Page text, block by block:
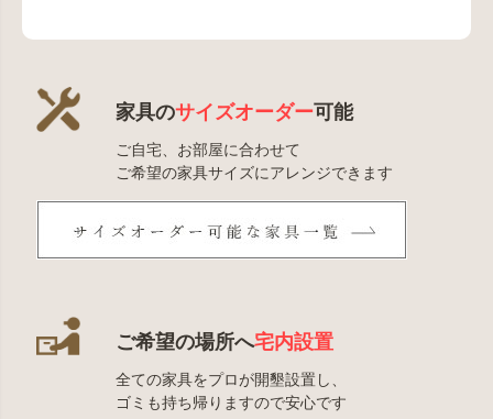
家具のサイズオーダー可能
ご自宅、お部屋に合わせて
ご希望の家具サイズにアレンジできます
ご希望の場所へ宅内設置
全ての家具をプロが開墾設置し、
ゴミも持ち帰りますので安心です